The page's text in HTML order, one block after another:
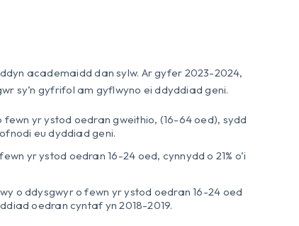
academaidd dan sylw. Ar gyfer 2023-2024,
sy’n gyfrifol am gyflwyno ei ddyddiad geni.
yr ystod oedran gweithio, (16-64 oed), sydd
eu dyddiad geni.
yr ystod oedran 16-24 oed, cynnydd o 21% o’i
o ddysgwyr o fewn yr ystod oedran 16-24 oed
oedran cyntaf yn 2018-2019.